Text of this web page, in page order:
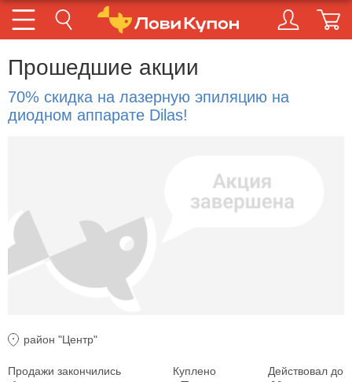
Прошедшие акции
70% скидка на лазерную эпиляцию на
диодном аппарате Dilas!
район "Центр"
Продажи закончились
Куплено
Действовал до